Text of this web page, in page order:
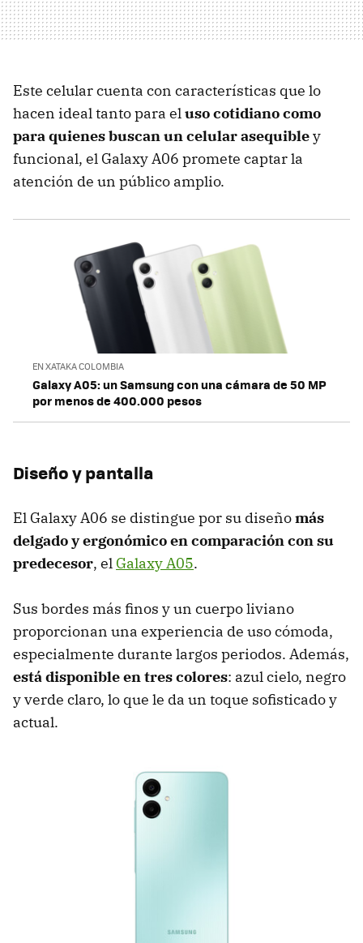
Este celular cuenta con características que lo
hacen ideal tanto para eluso cotidiano como
para quienes buscan un celular asequibley
funcional, el Galaxy A06 promete captar la
atención de un público amplio.
EN XATAKA COLOMBIA
Galaxy A05: un Samsung con una cámara de 50 MP
por menos de 400.000 pesos
Diseño y pantalla
El Galaxy A06 se distingue por su diseñomás
delgado y ergonómico en comparación con su
predecesor, el Galaxy A05.
Sus bordes más finos y un cuerpo liviano
proporcionan una experiencia de uso cómoda,
especialmente durante largos periodos. Además,
está disponible en tres colores: azul cielo, negro
y verde claro, lo que le da un toque sofisticado y
actual.